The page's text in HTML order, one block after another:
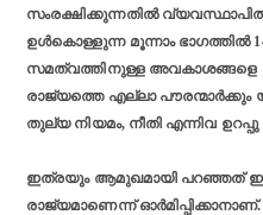
സംരക്ഷിക്കുന്നതില്‍
ഉള്‍കൊള്ളുന്ന മൂന്നാം ഭാഗത്തില്‍
സമത്വത്തിനുള്ള അവകാശങ്ങളെ
രാജ്യത്തെ എല്ലാ
തുല്യ നിയമം, നീതി എന്നിവ
ഇത്രയും ആമുഖമായി പറഞ്ഞത്
രാജ്യമാണെന്ന്